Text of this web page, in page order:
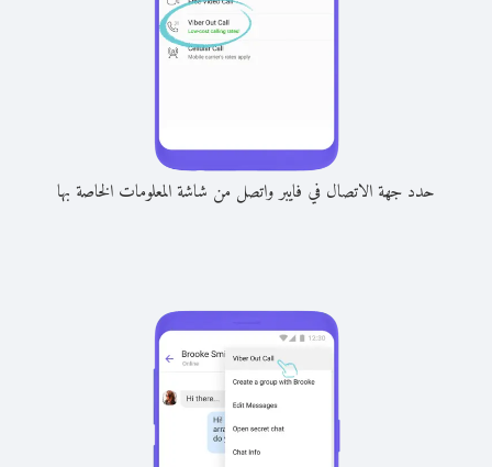
حدد جهة الاتصال في فايبر واتصل من شاشة المعلومات الخاصة بها